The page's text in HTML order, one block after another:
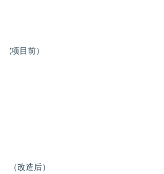
(项目前）
（改造后）